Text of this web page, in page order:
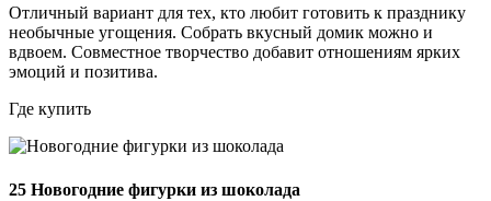
Отличный вариант для тех, кто любит готовить к празднику
необычные угощения. Собрать вкусный домик можно и
вдвоем. Совместное творчество добавит отношениям ярких
эмоций и позитива.
Где купить
25 Новогодние фигурки из шоколада